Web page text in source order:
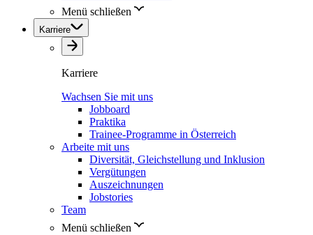
Menü schließen
Karriere
Karriere
Wachsen Sie mit uns
Jobboard
Praktika
Trainee-Programme in Österreich
Arbeite mit uns
Diversität, Gleichstellung und Inklusion
Vergütungen
Auszeichnungen
Jobstories
Team
Menü schließen